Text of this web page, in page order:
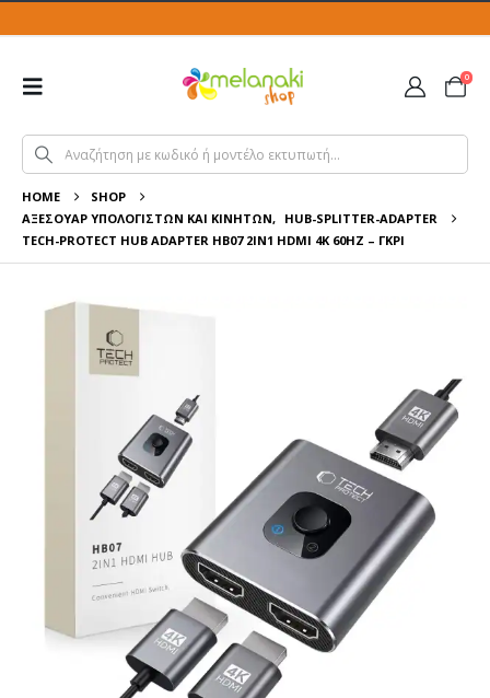
0
HOME
SHOP
ΑΞΕΣΟΥΆΡ ΥΠΟΛΟΓΙΣΤΏΝ ΚΑΙ ΚΙΝΗΤΏΝ, HUB-SPLITTER-ADAPTER
TECH-PROTECT HUB ADAPTER HB07 2IN1 HDMI 4K 60HZ – ΓΚΡΙ